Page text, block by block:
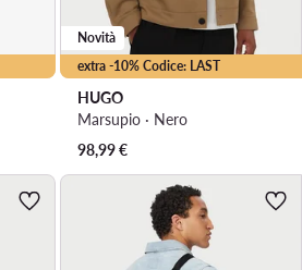
extra -10% Codice: LAST
Novità
HUGO
Marsupio · Nero
98,99€